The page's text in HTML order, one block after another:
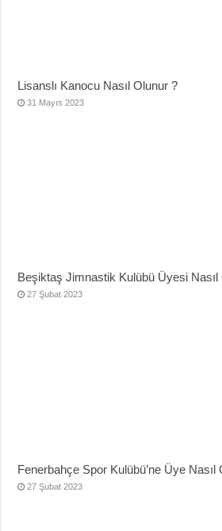
Lisanslı Kanocu Nasıl Olunur ?
31 Mayıs 2023
Beşiktaş Jimnastik Kulübü Üyesi Nasıl
27 Şubat 2023
Fenerbahçe Spor Kulübü’ne Üye Nasıl
27 Şubat 2023